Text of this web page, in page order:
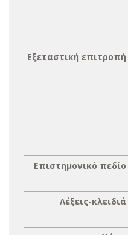
Εξεταστική επιτροπή
Επιστημονικό πεδίο
Λέξεις-κλειδιά